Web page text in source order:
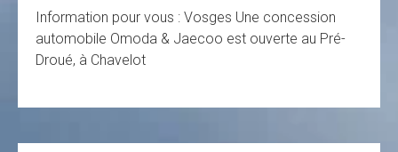
Information pour vous : Vosges Une concession
automobile Omoda & Jaecoo est ouverte au Pré-
Droué, à Chavelot